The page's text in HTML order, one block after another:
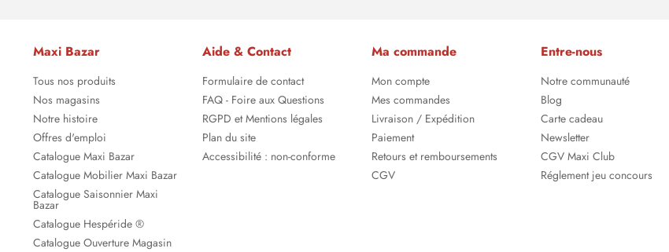
Maxi Bazar
Tous nos produits
Nos magasins
Notre histoire
Offres d'emploi
Catalogue Maxi Bazar
Catalogue Mobilier Maxi Bazar
Catalogue Saisonnier Maxi
Bazar
Catalogue Hespéride ®
Catalogue Ouverture Magasin
Aide & Contact
Formulaire de contact
FAQ - Foire aux Questions
RGPD et Mentions légales
Plan du site
Accessibilité : non-conforme
Ma commande
Mon compte
Mes commandes
Livraison / Expédition
Paiement
Retours et remboursements
CGV
Entre-nous
Notre communauté
Blog
Carte cadeau
Newsletter
CGV Maxi Club
Réglement jeu concours